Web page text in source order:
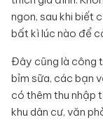
ngon, sau khi biết
bất kì lúc nào để
Đây cũng là công
bỉm sữa, các bạn
có thêm thu nhập
khu dân cư, văn